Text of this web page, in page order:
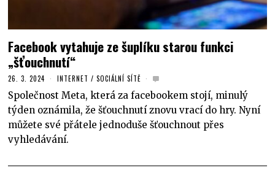
Facebook vytahuje ze šuplíku starou funkci
„šťouchnutí“
26. 3. 2024 INTERNET / SOCIÁLNÍ SÍTĚ
Společnost Meta, která za facebookem stojí, minulý
týden oznámila, že šťouchnutí znovu vrací do hry. Nyní
můžete své přátele jednoduše šťouchnout přes
vyhledávání.